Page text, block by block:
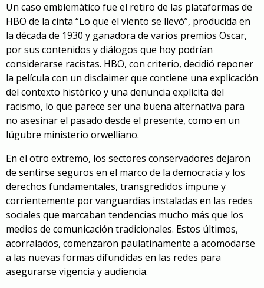
Un caso emblemático fue el retiro de las plataformas de
HBO de la cinta “Lo que el viento se llevó”, producida en
la década de 1930 y ganadora de varios premios Oscar,
por sus contenidos y diálogos que hoy podrían
considerarse racistas. HBO, con criterio, decidió reponer
la película con un disclaimer que contiene una explicación
del contexto histórico y una denuncia explícita del
racismo, lo que parece ser una buena alternativa para
no asesinar el pasado desde el presente, como en un
lúgubre ministerio orwelliano.
En el otro extremo, los sectores conservadores dejaron
de sentirse seguros en el marco de la democracia y los
derechos fundamentales, transgredidos impune y
corrientemente por vanguardias instaladas en las redes
sociales que marcaban tendencias mucho más que los
medios de comunicación tradicionales. Estos últimos,
acorralados, comenzaron paulatinamente a acomodarse
a las nuevas formas difundidas en las redes para
asegurarse vigencia y audiencia.